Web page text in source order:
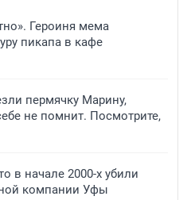
Героиня мема
пикапа в кафе
пермячку Марину,
не помнит. Посмотрите,
в начале 2000-х убили
компании Уфы